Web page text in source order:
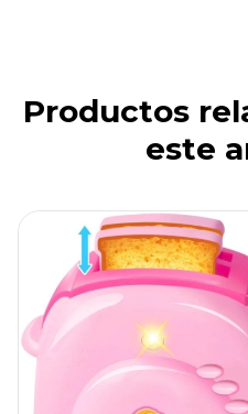
Productos
este